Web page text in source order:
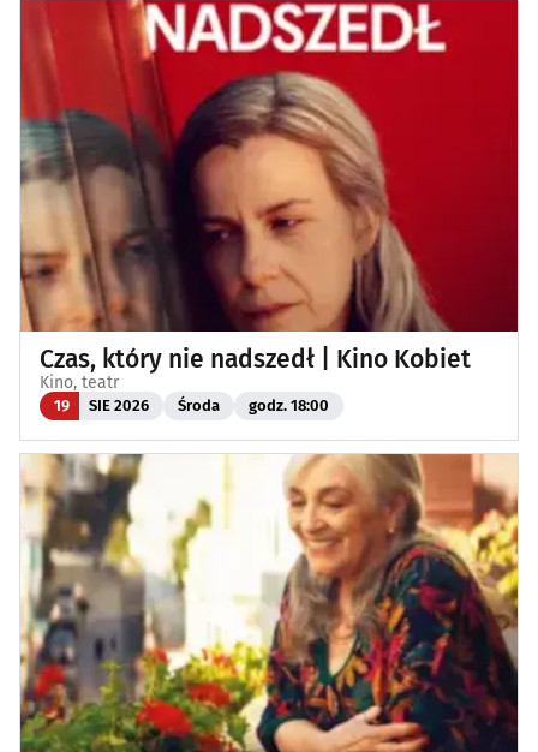
Czas, który nie nadszedł | Kino Kobiet
Kino, teatr
19 SIE 2026 Środa godz. 18:00